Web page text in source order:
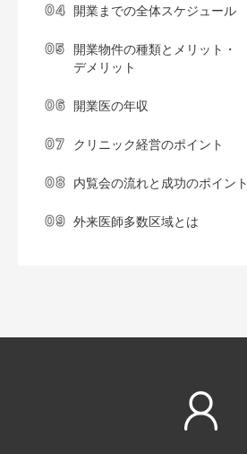
開業までの全体スケジュール
開業物件の種類と メリット・
デメリット
開業医の年収
クリニック経営のポイント
内覧会の流れと 成功のポイント
外来医師多数区域とは